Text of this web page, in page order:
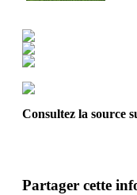
Consultez la source
Partager cette